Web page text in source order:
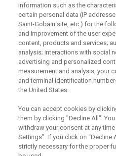
Odebírejte náš
Užitečné odkazy
Souhlas se zpracováním
Souhlas se zpracováním
účelům
information such as the
certain personal data (IP
Saint-Gobain site, etc.) for the
and improvement of the user
content, products and services;
analysis; interactions with social
advertising and personalized
measurement and analysis, your
and terminal identification
the United States.
You can accept cookies by
them by clicking "Decline All".
withdraw your consent at any
Settings". If you click on "Decline
strictly necessary for the proper